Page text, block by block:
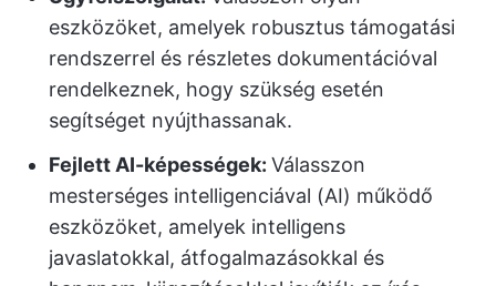
eszközöket, amelyek robusztus támogatási
rendszerrel és részletes dokumentációval
rendelkeznek, hogy szükség esetén
segítséget nyújthassanak.
Fejlett AI-képességek: Válasszon
mesterséges intelligenciával (AI) működő
eszközöket, amelyek intelligens
javaslatokkal, átfogalmazásokkal és